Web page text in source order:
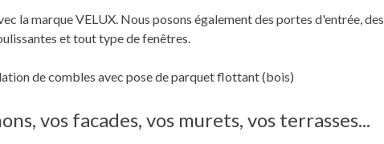
la marque VELUX. Nous posons également des portes d'entrée,
et tout type de fenêtres.
de combles avec pose de parquet flottant (bois)
vos facades, vos murets, vos terrasses...